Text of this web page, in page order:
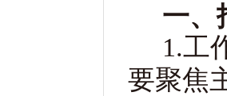
一、
1.工
要聚焦